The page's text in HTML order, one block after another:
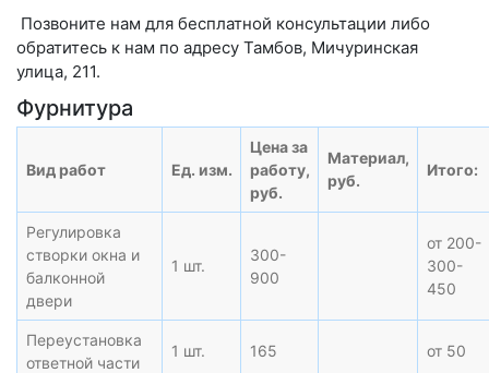
Позвоните нам для бесплатной консультации либо
обратитесь к нам по адресу Тамбов, Мичуринская
улица, 211.
Фурнитура
Вид работ Ед. изм.
Цена за
работу,
руб.
Материал,
руб.
Итого:
Регулировка
створки окна и
балконной
двери
1 шт.
300-
900
от 200-
300-
450
Переустановка
ответной части
1 шт. 165 от 50